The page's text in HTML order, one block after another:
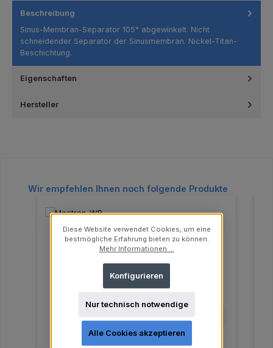
Beschreibung
Sinus-Membran-Separator 105° abgewinkelt. Nicht
schneidender Separator der Sinusmembran. Nickel-Titan-
Beschichtung.
Eigenschaften
Hersteller
Produktgalerie überspringen
Wir empfehlen Ihnen noch folgende Produkte
Drehmomentschlüssel passend für
Diese Website verwendet Cookies, um eine
bestmögliche Erfahrung bieten zu können.
Mehr Informationen ...
Nur technisch notwendige
Konfigurieren
Alle Cookies akzeptieren